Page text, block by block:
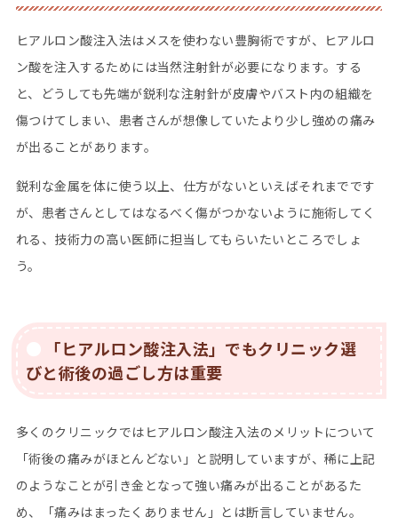
ヒアルロン酸注入法はメスを使わない豊胸術ですが、ヒアルロ
ン酸を注入するためには当然注射針が必要になります。する
と、どうしても先端が鋭利な注射針が皮膚やバスト内の組織を
傷つけてしまい、患者さんが想像していたより少し強めの痛み
が出ることがあります。
鋭利な金属を体に使う以上、仕方がないといえばそれまでです
が、患者さんとしてはなるべく傷がつかないように施術してく
れる、技術力の高い医師に担当してもらいたいところでしょ
う。
「ヒアルロン酸注入法」でもクリニック選
びと術後の過ごし方は重要
多くのクリニックではヒアルロン酸注入法のメリットについて
「術後の痛みがほとんどない」と説明していますが、稀に上記
のようなことが引き金となって強い痛みが出ることがあるた
め、「痛みはまったくありません」とは断言していません。